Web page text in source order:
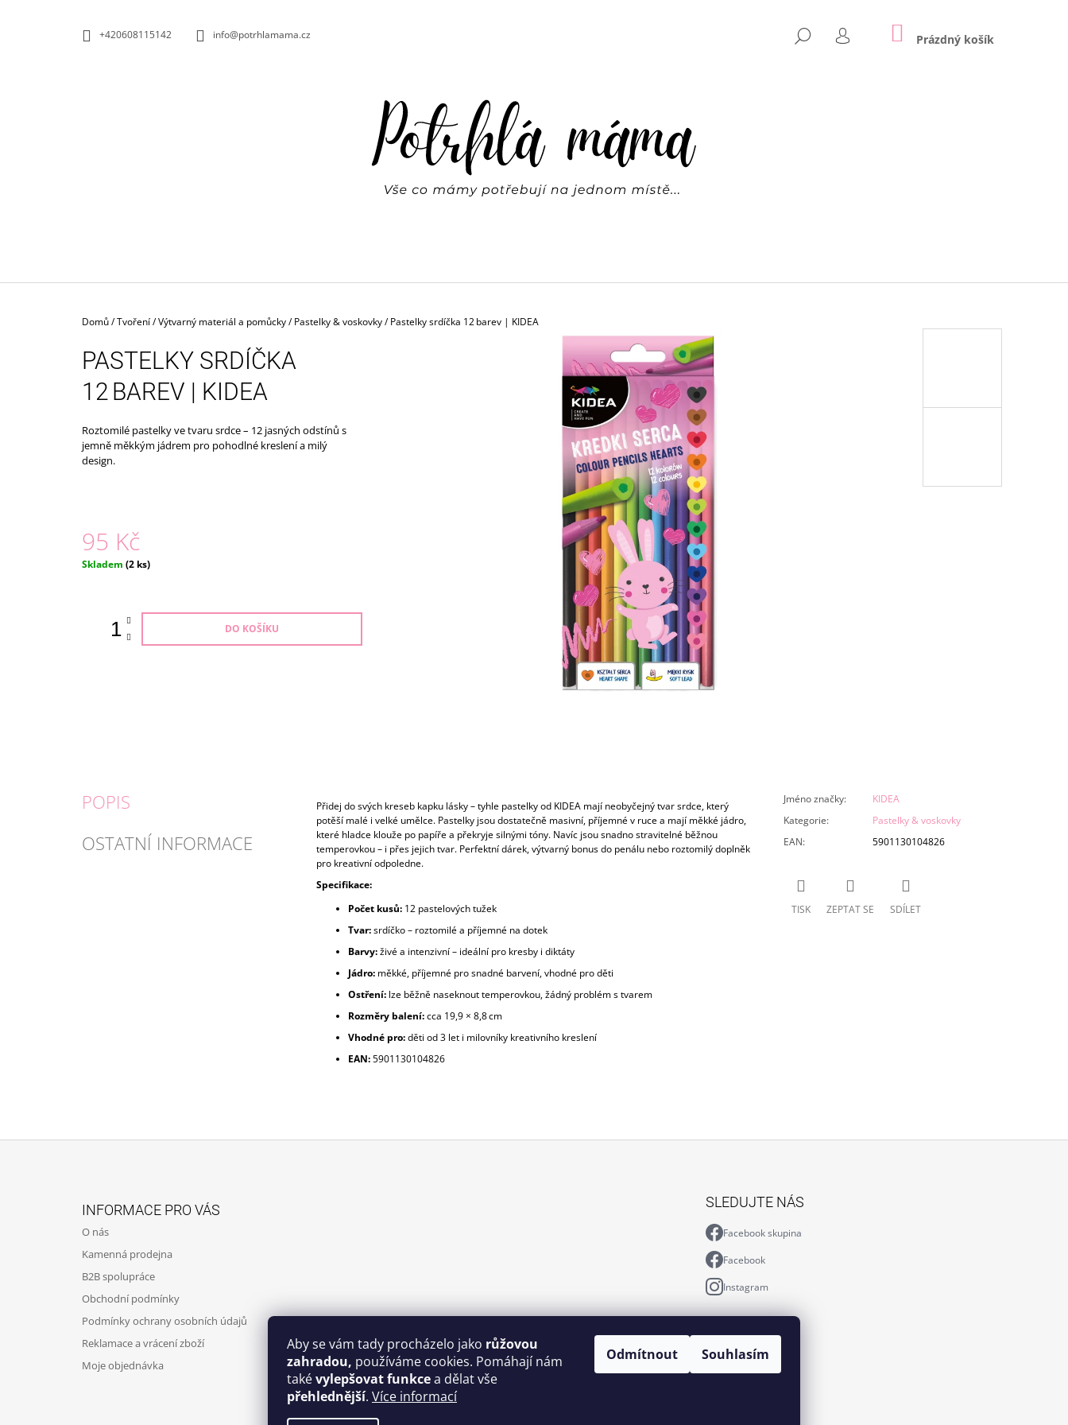
Aby se vám tady procházelo jako růžovou
zahradou, používáme cookies. Pomáhají nám
takévylepšovat funkcea dělat vše
přehlednější. Více informací
Odmítnout Souhlasím
+420608115142 info@potrhlamama.cz HLEDAT
PŘIHLÁŠENÍ
NÁKUPNÍ
KOŠÍK
Prázdný košík
Domů/Tvoření/Výtvarný materiál a pomůcky/ Pastelky & voskovky/ Pastelky srdíčka 12 barev | KIDEA
PASTELKY SRDÍČKA
12 BAREV | KIDEA
Roztomilé pastelky ve tvaru srdce – 12 jasných odstínů s
jemně měkkým jádrem pro pohodlné kreslení a milý
design.
95 Kč
Měrná
Skladem (2 ks)
DO KOŠÍKU
POPIS
OSTATNÍ INFORMACE
Přidej do svých kreseb kapku lásky – tyhle pastelky od KIDEA mají neobyčejný tvar srdce, který
potěší malé i velké umělce. Pastelky jsou dostatečně masivní, příjemné v ruce a mají měkké jádro,
které hladce klouže po papíře a překryje silnými tóny. Navíc jsou snadno stravitelné běžnou
temperovkou – i přes jejich tvar. Perfektní dárek, výtvarný bonus do penálu nebo roztomilý doplněk
pro kreativní odpoledne.
Specifikace:
Počet kusů:12 pastelových tužek
Tvar:srdíčko – roztomilé a příjemné na dotek
Barvy:živé a intenzivní – ideální pro kresby i diktáty
Jádro:měkké, příjemné pro snadné barvení, vhodné pro děti
Ostření:lze běžně naseknout temperovkou, žádný problém s tvarem
Rozměry balení:cca 19,9 × 8,8 cm
Vhodné pro:děti od 3 let i milovníky kreativního kreslení
EAN:5901130104826
Jméno značky:
KIDEA
Kategorie:
Pastelky & voskovky
EAN: 5901130104826
TISK ZEPTAT SE SDÍLET
HLEDAT
179 Kč
SVÍTÍCÍ HVĚZDY NA ZEĎ | REX LONDON
159 Kč
INFORMACE PRO VÁS
O nás
Kamenná prodejna
B2B spolupráce
Obchodní podmínky
Podmínky ochrany osobních údajů
Reklamace a vrácení zboží
Moje objednávka
SLEDUJTE NÁS
Facebook skupina
Facebook
Instagram